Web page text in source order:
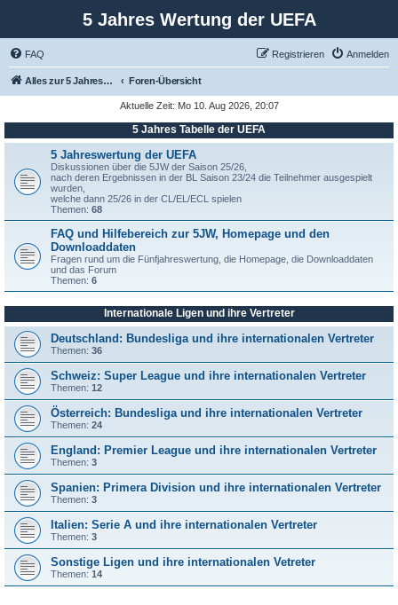
5 Jahres Wertung der UEFA
FAQ Anmelden
Registrieren
Alles zur 5 Jahreswertung / Tabelle der UEFA mit vielen Statistiken. Foren-Übersicht
Aktuelle Zeit: Mo 10. Aug 2026, 20:07
5 Jahres Tabelle der UEFA
5 Jahreswertung der UEFA
Diskussionen über die 5JW der Saison 25/26,
nach deren Ergebnissen in der BL Saison 23/24 die Teilnehmer ausgespielt
wurden,
welche dann 25/26 in der CL/EL/ECL spielen
Themen: 68
FAQ und Hilfebereich zur 5JW, Homepage und den
Downloaddaten
Fragen rund um die Fünfjahreswertung, die Homepage, die Downloaddaten
und das Forum
Themen: 6
Internationale Ligen und ihre Vertreter
Deutschland: Bundesliga und ihre internationalen Vertreter
Themen: 36
Schweiz: Super League und ihre internationalen Vertreter
Themen: 12
Österreich: Bundesliga und ihre internationalen Vertreter
Themen: 24
England: Premier League und ihre internationalen Vertreter
Themen: 3
Spanien: Primera Division und ihre internationalen Vertreter
Themen: 3
Italien: Serie A und ihre internationalen Vertreter
Themen: 3
Sonstige Ligen und ihre internationalen Vetreter
Themen: 14